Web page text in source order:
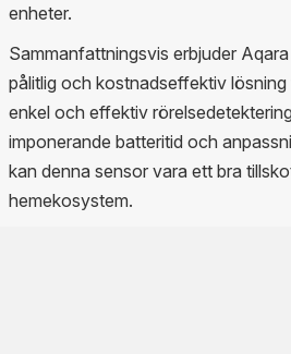
enheter.
Sammanfattningsvis erbjuder
pålitlig och kostnadseffektiv
enkel och effektiv
imponerande batteritid och
kan denna sensor vara ett bra
hemekosystem.